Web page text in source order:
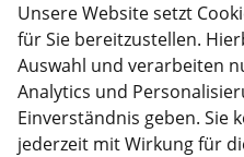
Proaktives
Dynamischer
Assist""
Einstiegsleisten in
Logo
Unsere Website setzt
für Sie bereitzustellen.
Auswahl und verarbeiten
Analytics und
Einverständnis geben. Sie
jederzeit mit Wirkung für